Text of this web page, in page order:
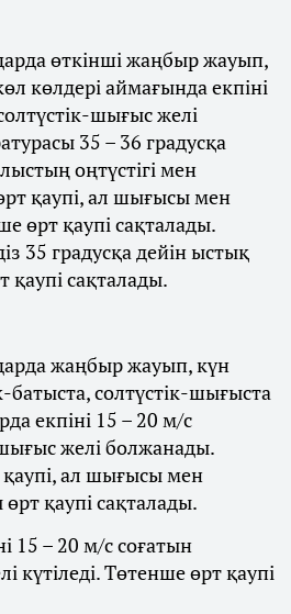
өткінші жаңбыр жауып,
көлдері аймағында екпіні
шығыс желі
35 – 36 градусқа
оңтүстігі мен
қаупі, ал шығысы мен
өрт қаупі сақталады.
35 градусқа дейін ыстық
сақталады.
жаңбыр жауып, күн
батыста, солтүстік-шығыста
екпіні 15 – 20 м/с
желі болжанады.
ал шығысы мен
қаупі сақталады.
15 – 20 м/с соғатын
күтіледі. Төтенше өрт қаупі